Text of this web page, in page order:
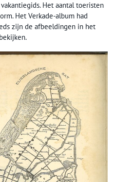
Het aantal toeristen
Het Verkade-album had
zijn de afbeeldingen in het